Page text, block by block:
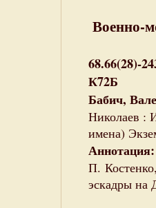
Военно-
68.66(28)-
К72Б
Бабич,
Николаев :
имена)
Аннотация:
П.
эскадры на